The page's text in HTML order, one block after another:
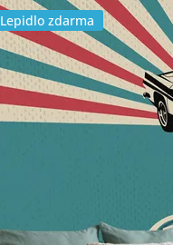
Lepidlo zdarma